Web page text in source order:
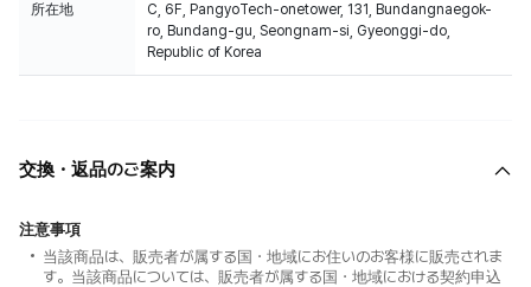
所在地
C, 6F, PangyoTech-onetower, 131, Bundangnaegok-
ro, Bundang-gu, Seongnam-si, Gyeonggi-do,
Republic of Korea
交換・返品のご案内
注意事項
当該商品は、販売者が属する国・地域にお住いのお客様に販売されま
す。当該商品については、販売者が属する国・地域における契約申込